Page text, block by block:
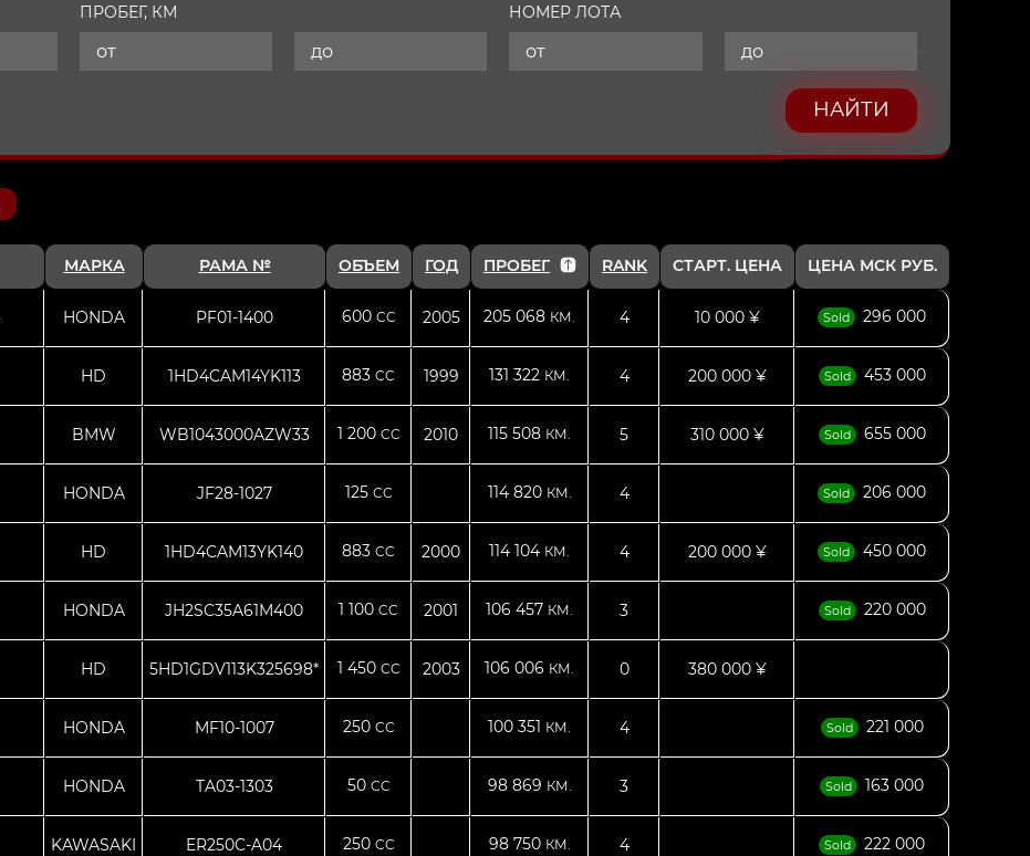
ПРОБЕГ, КМ НОМЕР ЛОТА
НАЙТИ
МАРКА РАМА № ОБЪЕМ ГОД ПРОБЕГ RANK СТАРТ. ЦЕНА ЦЕНА МСК РУБ.
HONDA PF01-1400 600 CC 2005 205 068 КМ. 4 10 000 ¥ Sold 296 000
HD 1HD4CAM14YK113 883 CC 1999 131 322 КМ. 4 200 000 ¥ Sold 453 000
BMW WB1043000AZW33 1 200 CC 2010 115 508 КМ. 5 310 000 ¥ Sold 655 000
HONDA JF28-1027 125 CC 114 820 КМ. 4 Sold 206 000
HD 1HD4CAM13YK140 883 CC 2000 114 104 КМ. 4 200 000 ¥ Sold 450 000
HONDA JH2SC35A61M400 1 100 CC 2001 106 457 КМ. 3 Sold 220 000
HD 5HD1GDV113K325698* 1 450 CC 2003 106 006 КМ. 0 380 000 ¥
HONDA MF10-1007 250 CC 100 351 КМ. 4 Sold 221 000
HONDA TA03-1303 50 CC 98 869 КМ. 3 Sold 163 000
KAWASAKI ER250C-A04 250 CC 98 750 КМ. 4 Sold 222 000